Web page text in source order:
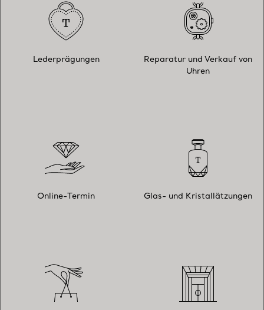
Lederprägungen
Reparatur und Verkauf von
Uhren
Online-Termin Glas- und Kristallätzungen